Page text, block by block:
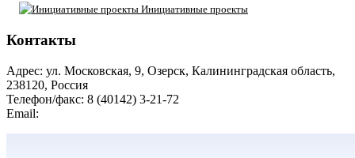
Инициативные проекты
Контакты
Адрес: ул. Московская, 9, Озерск, Калининградская область,
238120, Россия
Телефон/факс: 8 (40142) 3-21-72
Email: